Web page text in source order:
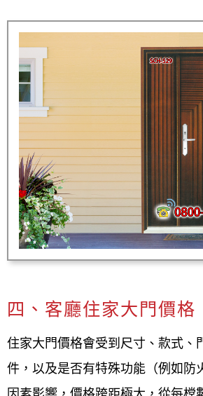
四、客廳住家大門價格
住家大門價格會受到尺寸、款式、
件，以及是否有特殊功能（例如